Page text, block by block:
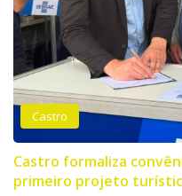
Castro
Castro formaliza
primeiro projeto